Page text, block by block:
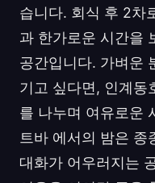
습니다. 회식 후 2차
과 한가로운 시간을
공간입니다. 가벼운
기고 싶다면, 인계동
를 나누며 여유로운
트바 에서의 밤은 종
대화가 어우러지는